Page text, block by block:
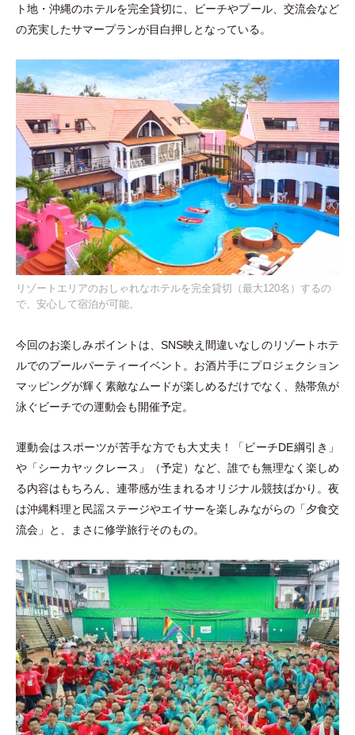
ト地 ・沖縄のホテルを完全貸切に、ビーチやプール、交流会など
の充実したサマープランが目白押しとなっている。
リゾートエリアのおしゃれなホテルを完全貸切（最大120名）するの
で、安心して宿泊が可能。
今回のお楽しみポイントは、SNS映え間違いなしのリゾートホテ
ルでのプールパーティーイベント。お酒片手にプロジェクション
マッピングが輝く素敵なムードが楽しめるだけでなく、熱帯魚が
泳ぐビーチでの運動会も開催予定。
運動会はスポーツが苦手な方でも大丈夫！ 「 ビーチDE綱引き 」
や 「シーカヤックレース 」 （予定） など、誰でも無理なく楽しめ
る内容はもちろん、連帯感が生まれるオリジナル競技ばかり。夜
は沖縄料理と民謡ステージやエイサーを楽しみながらの「夕食交
流会 」 と、まさに修学旅行そのもの。